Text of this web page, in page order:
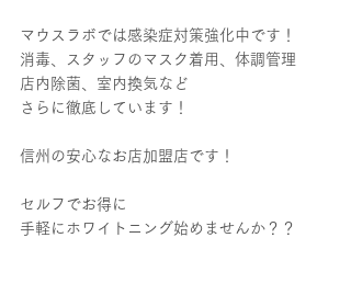
マウスラボでは感染症対策強化中です！
消毒、スタッフのマスク着用、体調管理
店内除菌、室内換気など
さらに徹底しています！
信州の安心なお店加盟店です！
セルフでお得に
手軽にホワイトニング始めませんか？？